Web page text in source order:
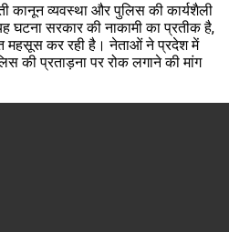
कानून व्यवस्था और पुलिस की कार्यशैली
घटना सरकार की नाकामी का प्रतीक है,
महसूस कर रही है। नेताओं ने प्रदेश में
की प्रताड़ना पर रोक लगाने की मांग